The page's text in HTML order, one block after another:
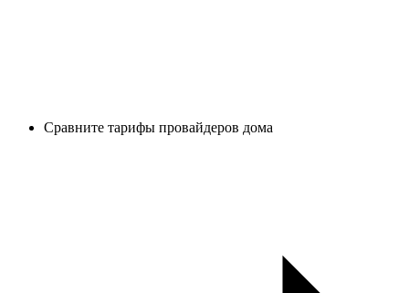
Сравните тарифы провайдеров дома